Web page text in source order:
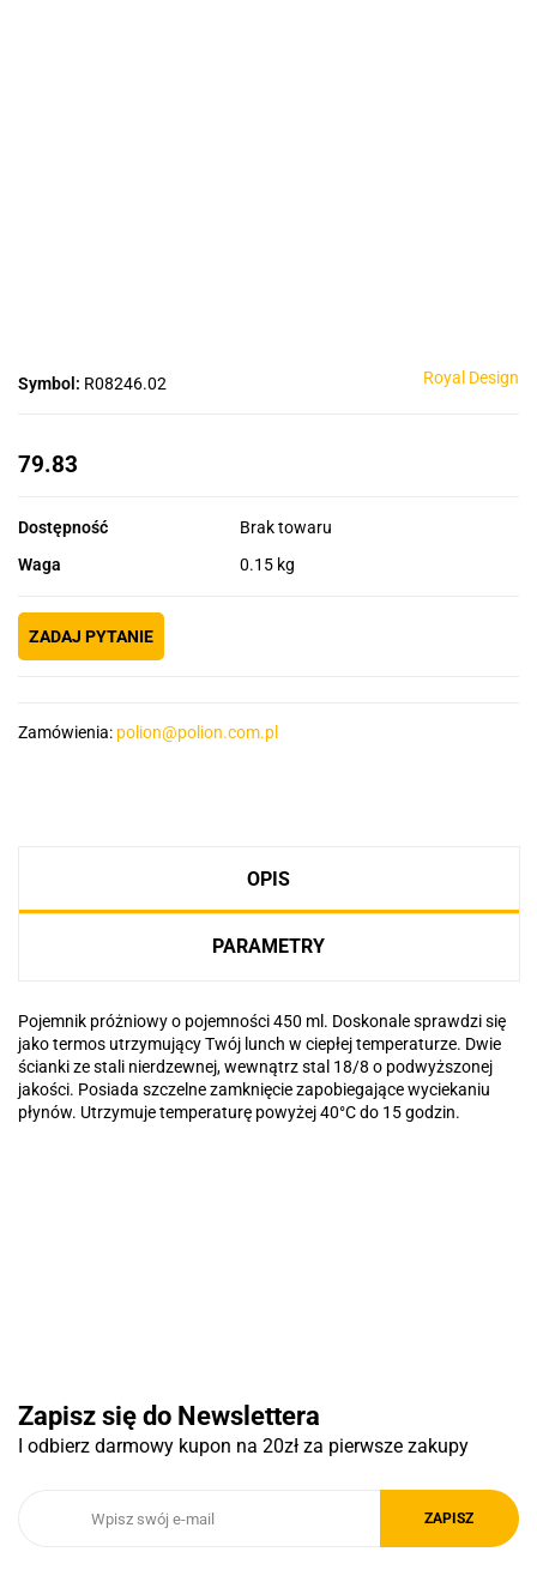
Symbol: R08246.02 Royal Design
79.83
Dostępność
Brak towaru
Waga
0.15 kg
ZADAJ PYTANIE
Zamówienia: polion@polion.com.pl
OPIS
PARAMETRY
Pojemnik próżniowy o pojemności 450 ml. Doskonale sprawdzi się
jako termos utrzymujący Twój lunch w ciepłej temperaturze. Dwie
ścianki ze stali nierdzewnej, wewnątrz stal 18/8 o podwyższonej
jakości. Posiada szczelne zamknięcie zapobiegające wyciekaniu
płynów. Utrzymuje temperaturę powyżej 40°C do 15 godzin.
Royal Design
Zapisz się do Newslettera
I odbierz darmowy kupon na 20zł za pierwsze zakupy